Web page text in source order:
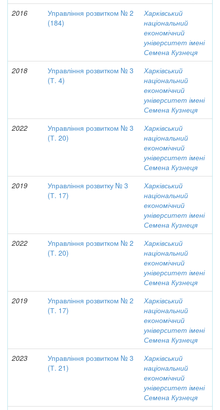
2016
Управління розвитком № 2
(184)
Харківський
національний
економічний
університет імені
Семена Кузнеця
2018
Управління розвитком № 3
(Т. 4)
Харківський
національний
економічний
університет імені
Семена Кузнеця
2022
Управління розвитком № 3
(Т. 20)
Харківський
національний
економічний
університет імені
Семена Кузнеця
2019
Управління розвитку № 3
(Т. 17)
Харківський
національний
економічний
університет імені
Семена Кузнеця
2022
Управління розвитком № 2
(Т. 20)
Харківський
національний
економічний
університет імені
Семена Кузнеця
2019
Управління розвитком № 2
(Т. 17)
Харківський
національний
економічний
університет імені
Семена Кузнеця
2023
Управління розвитком № 3
(Т. 21)
Харківський
національний
економічний
університет імені
Семена Кузнеця